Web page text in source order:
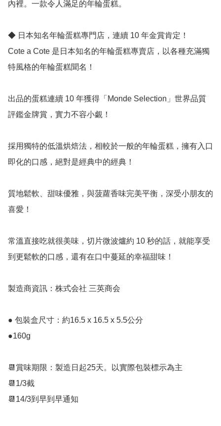
內裡。一款令人滿足的年輪蛋糕。
◆ 日本知名年輪蛋糕專門店，連續 10 年金賞肯定！
Cote a Cote 是日本知名的年輪蛋糕專賣店，以各種充滿獨
特風格的年輪蛋糕聞名！
出品的蛋糕連續 10 年獲得「Monde Selection」世界品質
評鑑金牌賞，實力不容小覷！
採用獨特的低溫烘焙法，相較於一般的年輪蛋糕，擁有入口
即化的口感，絕對是經典中的經典！
質地鬆軟、甜味優雅，與菠蘿香味完美平衡，深受小朋友的
喜愛！
常溫直接吃就很美味，切片微波爐約 10 秒的話，就能享受
到更鬆軟的口感，還有在口中蔓延的幸福甜味！
製造商資訊：株式会社 三英商会
● 包裝盒尺寸：約16.5 x 16.5 x 5.5公分
●160g
📆賞味期限：製造日起25天。以實際包裝標示為主
📆1/3截
📆14/3到早到早通知